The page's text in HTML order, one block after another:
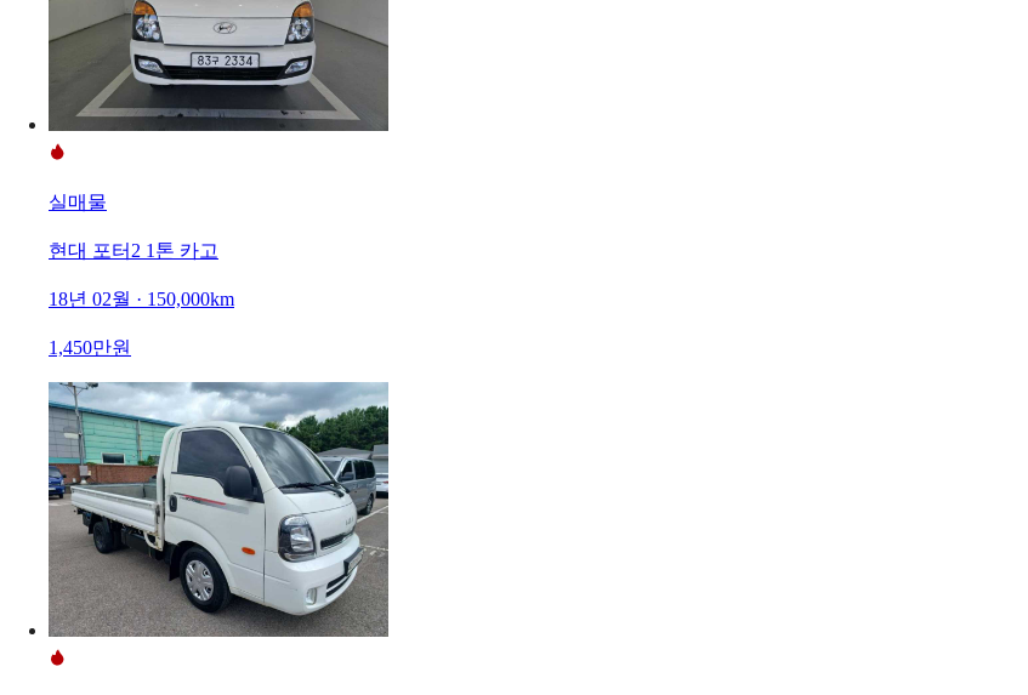
실매물
현대 포터2 1톤 카고
18년 02월 · 150,000km
1,450만원